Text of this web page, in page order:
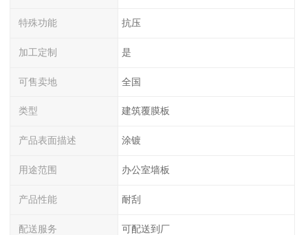
特殊功能 抗压
加工定制 是
可售卖地 全国
类型 建筑覆膜板
产品表面描述 涂镀
用途范围 办公室墙板
产品性能 耐刮
配送服务 可配送到厂